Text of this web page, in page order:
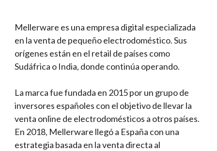
Mellerware es una empresa digital especializada
en la venta de pequeño electrodoméstico. Sus
orígenes están en el retail de países como
Sudáfrica o India, donde continúa operando.
La marca fue fundada en 2015 por un grupo de
inversores españoles con el objetivo de llevar la
venta online de electrodomésticos a otros países.
En 2018, Mellerware llegó a España con una
estrategia basada en la venta directa al